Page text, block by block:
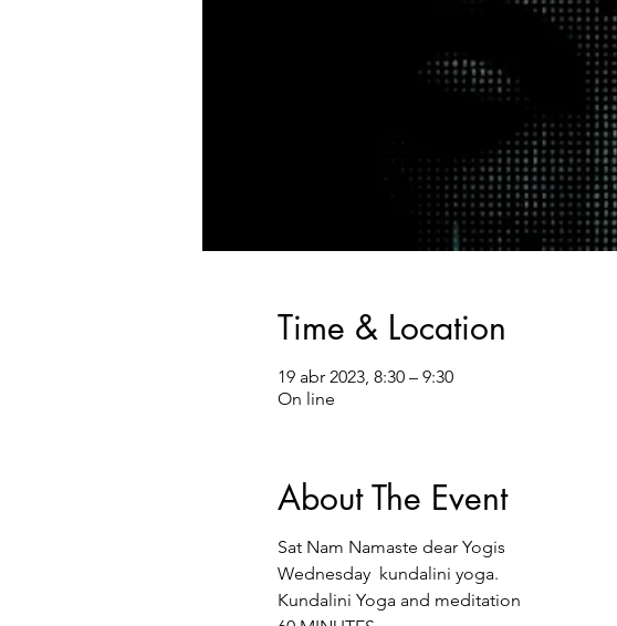
Time & Location
19 abr 2023, 8:30 – 9:30
On line
About The Event
Sat Nam Namaste dear Yogis
Wednesday kundalini yoga.
Kundalini Yoga and meditation